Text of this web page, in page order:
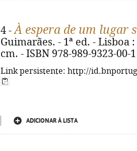
4 -À espera de um lugar
Guimarães. - 1ª ed. - Lisboa
cm. - ISBN 978-989-9323-00-1
Link persistente: http://
ADICIONAR À LISTA